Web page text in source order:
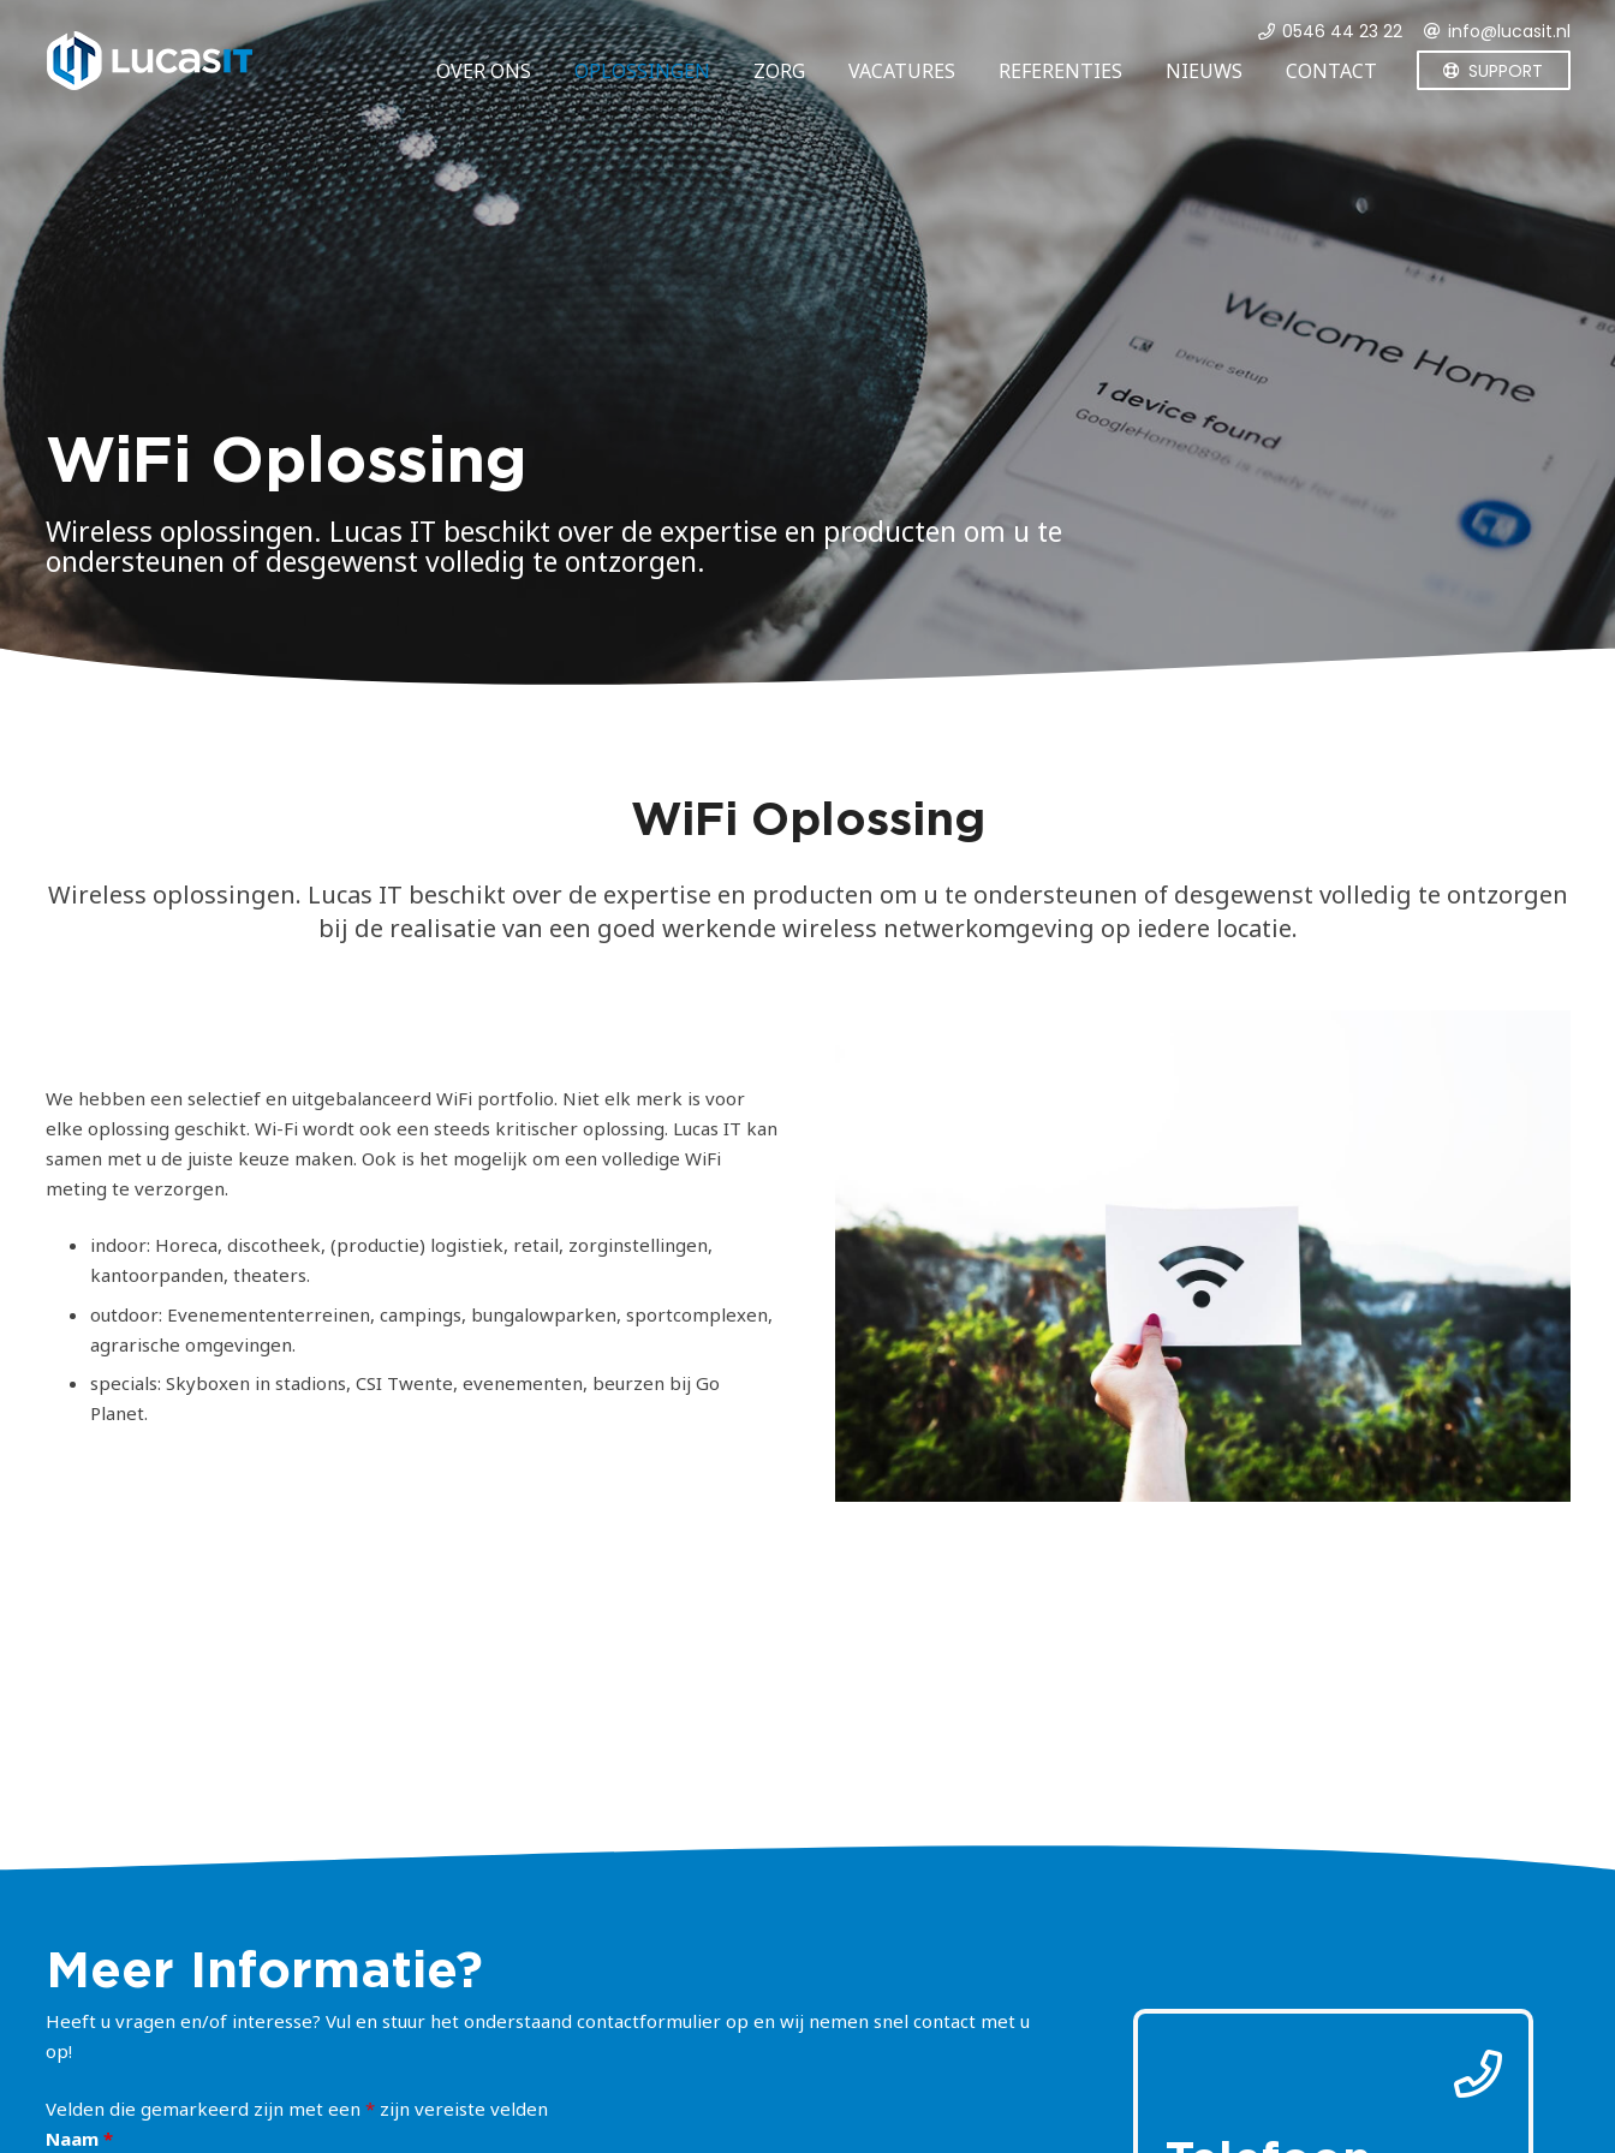
0546 44 23 22 info@lucasit.nl
OVER ONS OPLOSSINGEN ZORG VACATURES REFERENTIES NIEUWS CONTACT SUPPORT
WiFi Oplossing
Wireless oplossingen. Lucas IT beschikt over de expertise en producten om u te
ondersteunen of desgewenst volledig te ontzorgen.
WiFi Oplossing
Wireless oplossingen. Lucas IT beschikt over de expertise en producten om u te ondersteunen of desgewenst volledig te ontzorgen
bij de realisatie van een goed werkende wireless netwerkomgeving op iedere locatie.
We hebben een selectief en uitgebalanceerd WiFi portfolio. Niet elk merk is voor
elke oplossing geschikt. Wi-Fi wordt ook een steeds kritischer oplossing. Lucas IT kan
samen met u de juiste keuze maken. Ook is het mogelijk om een volledige WiFi
meting te verzorgen.
indoor: Horeca, discotheek, (productie) logistiek, retail, zorginstellingen,
kantoorpanden, theaters.
outdoor: Evenemententerreinen, campings, bungalowparken, sportcomplexen,
agrarische omgevingen.
specials: Skyboxen in stadions, CSI Twente, evenementen, beurzen bij Go
Planet.
Meer Informatie?
Heeft u vragen en/of interesse? Vul en stuur het onderstaand contactformulier op en wij nemen snel contact met u
op!
Velden die gemarkeerd zijn met een *zijn vereiste velden
Naam *